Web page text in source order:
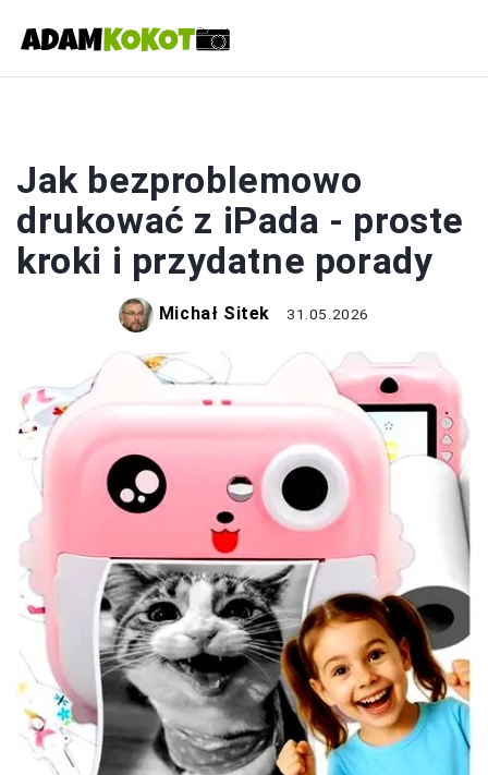
Jak bezproblemowo
drukować z iPada - proste
kroki i przydatne porady
Michał Sitek 31.05.2026